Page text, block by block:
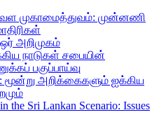
முகாமைத்துவம்‌: முன்னணி
அறிமுகம்
நாடுகள் சபையின்
பகுப்பாய்வு
அறிக்கைகளும் ஐக்கிய
the Sri Lankan Scenario: Issues